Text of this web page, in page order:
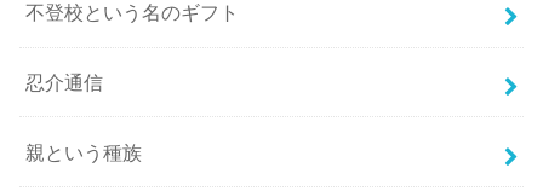
不登校という名のギフト
忍介通信
親という種族